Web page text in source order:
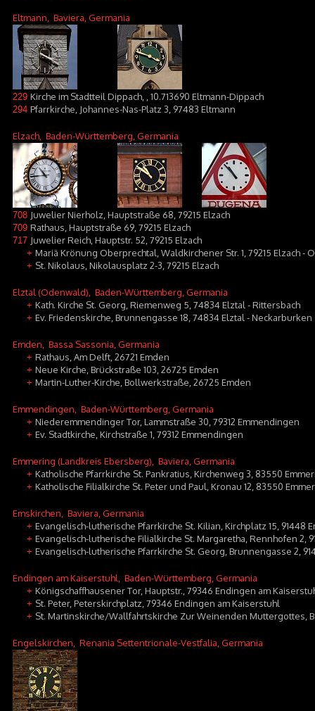
Eltmann , Baviera, Germania
229 Kirche im Stadtteil Dippach, , 10.713690 Eltmann-Dippach
294 Pfarrkirche, Johannes-Nas-Platz 3, 97483 Eltmann
Elzach , Baden-Württemberg, Germania
708 Juwelier Nierholz, Hauptstraße 68, 79215 Elzach
709 Rathaus, Hauptstraße 69, 79215 Elzach
717 Juwelier Reich, Hauptstr. 52, 79215 Elzach
+ Mariä Krönung Oberprechtal, Waldkirchener Str. 1, 79215 Elzach -
+ St. Nikolaus, Nikolausplatz 2-3, 79215 Elzach
Elztal (Odenwald) , Baden-Württemberg, Germania
+ Kath. Kirche St. Georg, Riemenweg 5, 74834 Elztal - Rittersbach
+ Ev. Friedenskirche, Brunnengasse 18, 74834 Elztal - Neckarburken
Emden , Bassa Sassonia, Germania
+ Rathaus, Am Delft, 26721 Emden
+ Neue Kirche, Brückstraße 103, 26725 Emden
+ Martin-Luther-Kirche, Bollwerkstraße, 26725 Emden
Emmendingen , Baden-Württemberg, Germania
+ Niederemmendinger Tor, Lammstraße 30, 79312 Emmendingen
+ Ev. Stadtkirche, Kirchstraße 1, 79312 Emmendingen
Emmering (Landkreis Ebersberg) , Baviera, Germania
+ Katholische Pfarrkirche St. Pankratius, Kirchenweg 3, 83550
+ Katholische Filialkirche St. Peter und Paul, Kronau 12, 83550
Emskirchen , Baviera, Germania
+ Evangelisch-lutherische Pfarrkirche St. Kilian, Kirchplatz 15, 91448
+ Evangelisch-lutherische Filialkirche St. Margaretha, Rennhofen 2,
+ Evangelisch-lutherische Pfarrkirche St. Georg, Brunnengasse 2,
Endingen am Kaiserstuhl , Baden-Württemberg, Germania
+ Königschaffhausener Tor, Hauptstr., 79346 Endingen am
+ St. Peter, Peterskirchplatz, 79346 Endingen am Kaiserstuhl
+ St. Martinskirche/Wallfahrtskirche Zur Weinenden Muttergottes,
Engelskirchen , Renania Settentrionale-Vestfalia, Germania